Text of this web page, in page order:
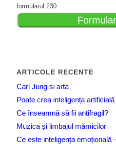
formularul 230
ARTICOLE RECENTE
Carl Jung și arta
Poate crea inteligența
Ce înseamnă să fii antifragil?
Muzica și limbajul mămicilor
Ce este inteligența emoțională